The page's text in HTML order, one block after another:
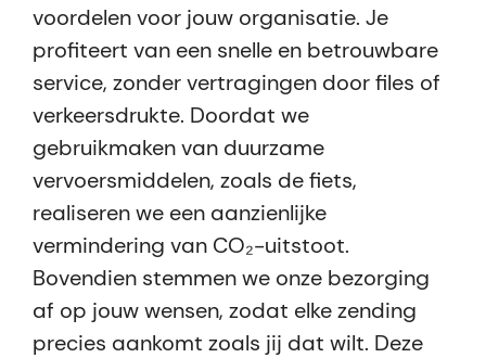
voordelen voor jouw organisatie. Je
profiteert van een snelle en betrouwbare
service, zonder vertragingen door files of
verkeersdrukte. Doordat we
gebruikmaken van duurzame
vervoersmiddelen, zoals de fiets,
realiseren we een aanzienlijke
vermindering van CO₂-uitstoot.
Bovendien stemmen we onze bezorging
af op jouw wensen, zodat elke zending
precies aankomt zoals jij dat wilt. Deze